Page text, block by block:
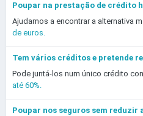
Poupar na prestação de crédito
Ajudamos a encontrar a alternativa
de euros.
Tem vários créditos e pretende
Pode juntá-los num único crédito
até 60%.
Poupar nos seguros sem reduzir